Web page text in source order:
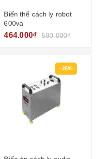
Biến thế cách ly robot
600va
464.000₫ 580.000₫
-25%